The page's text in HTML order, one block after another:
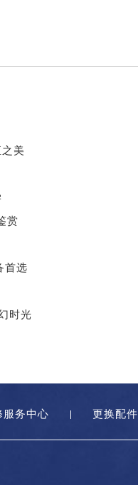
美
赏
首选
时光
服务中心 更换配件